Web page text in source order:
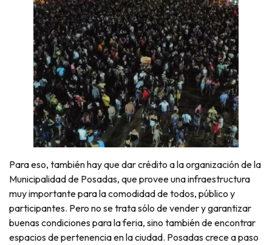
Para eso, también hay que dar crédito a la organización de la
Municipalidad de Posadas, que provee una infraestructura
muy importante para la comodidad de todos, público y
participantes. Pero no se trata sólo de vender y garantizar
buenas condiciones para la feria, sino también de encontrar
espacios de pertenencia en la ciudad. Posadas crece a paso